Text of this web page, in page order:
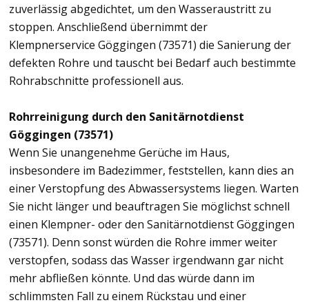
zuverlässig abgedichtet, um den Wasseraustritt zu
stoppen. Anschließend übernimmt der
Klempnerservice Göggingen (73571) die Sanierung der
defekten Rohre und tauscht bei Bedarf auch bestimmte
Rohrabschnitte professionell aus.
Rohrreinigung durch den Sanitärnotdienst
Göggingen (73571)
Wenn Sie unangenehme Gerüche im Haus,
insbesondere im Badezimmer, feststellen, kann dies an
einer Verstopfung des Abwassersystems liegen. Warten
Sie nicht länger und beauftragen Sie möglichst schnell
einen Klempner- oder den Sanitärnotdienst Göggingen
(73571). Denn sonst würden die Rohre immer weiter
verstopfen, sodass das Wasser irgendwann gar nicht
mehr abfließen könnte. Und das würde dann im
schlimmsten Fall zu einem Rückstau und einer